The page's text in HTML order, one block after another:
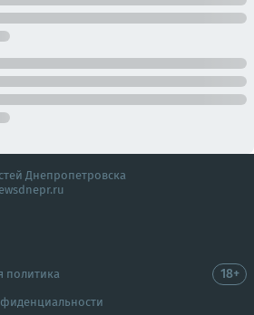
Днепропетровска
политика 18+